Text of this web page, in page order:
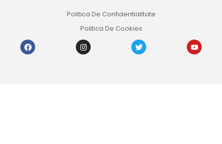
Politica De Confidentialitate
Politica De Cookies